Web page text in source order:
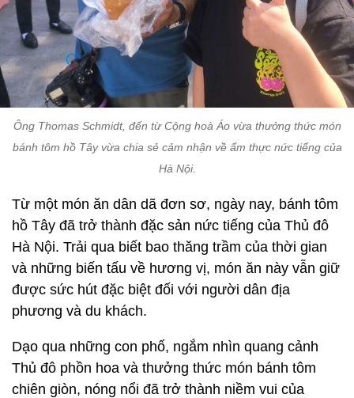
Ông Thomas Schmidt, đến từ Cộng hoà Áo vừa thưởng thức món
bánh tôm hồ Tây vừa chia sẻ cảm nhận về ẩm thực nức tiếng của
Hà Nội.
Từ một món ăn dân dã đơn sơ, ngày nay, bánh tôm
hồ Tây đã trở thành đặc sản nức tiếng của Thủ đô
Hà Nội. Trải qua biết bao thăng trầm của thời gian
và những biến tấu về hương vị, món ăn này vẫn giữ
được sức hút đặc biệt đối với người dân địa
phương và du khách.
Dạo qua những con phố, ngắm nhìn quang cảnh
Thủ đô phồn hoa và thưởng thức món bánh tôm
chiên giòn, nóng nổi đã trở thành niềm vui của